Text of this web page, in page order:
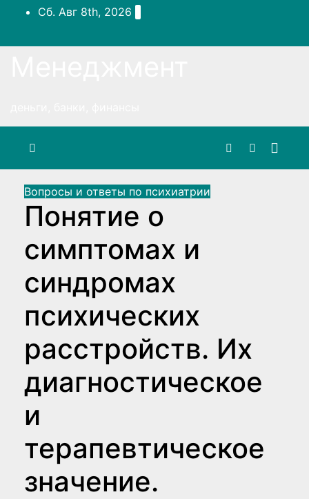
ПерейтиСб. Авг 8th, 2026
Вопросы и ответы по психиатрии
Понятие о
симптомах и
синдромах
психических
расстройств. Их
диагностическое
и
терапевтическое
значение.